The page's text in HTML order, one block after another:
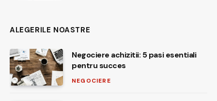
ALEGERILE NOASTRE
Negociere achizitii: 5 pasi esentiali
pentru succes
NEGOCIERE